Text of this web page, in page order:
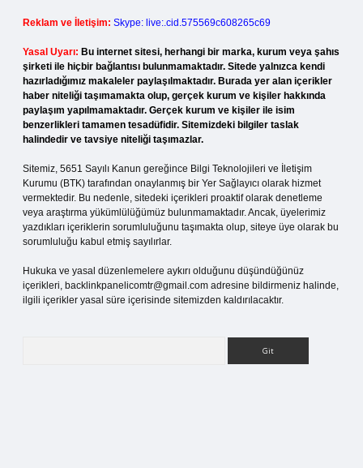
Reklam ve İletişim: Skype: live:.cid.575569c608265c69
Yasal Uyarı: Bu internet sitesi, herhangi bir marka, kurum veya şahıs
şirketi ile hiçbir bağlantısı bulunmamaktadır. Sitede yalnızca kendi
hazırladığımız makaleler paylaşılmaktadır. Burada yer alan içerikler
haber niteliği taşımamakta olup, gerçek kurum ve kişiler hakkında
paylaşım yapılmamaktadır. Gerçek kurum ve kişiler ile isim
benzerlikleri tamamen tesadüfidir. Sitemizdeki bilgiler taslak
halindedir ve tavsiye niteliği taşımazlar.
Sitemiz, 5651 Sayılı Kanun gereğince Bilgi Teknolojileri ve İletişim
Kurumu (BTK) tarafından onaylanmış bir Yer Sağlayıcı olarak hizmet
vermektedir. Bu nedenle, sitedeki içerikleri proaktif olarak denetleme
veya araştırma yükümlülüğümüz bulunmamaktadır. Ancak, üyelerimiz
yazdıkları içeriklerin sorumluluğunu taşımakta olup, siteye üye olarak bu
sorumluluğu kabul etmiş sayılırlar.
Hukuka ve yasal düzenlemelere aykırı olduğunu düşündüğünüz
içerikleri, backlinkpanelicomtr@gmail.com adresine bildirmeniz halinde,
ilgili içerikler yasal süre içerisinde sitemizden kaldırılacaktır.